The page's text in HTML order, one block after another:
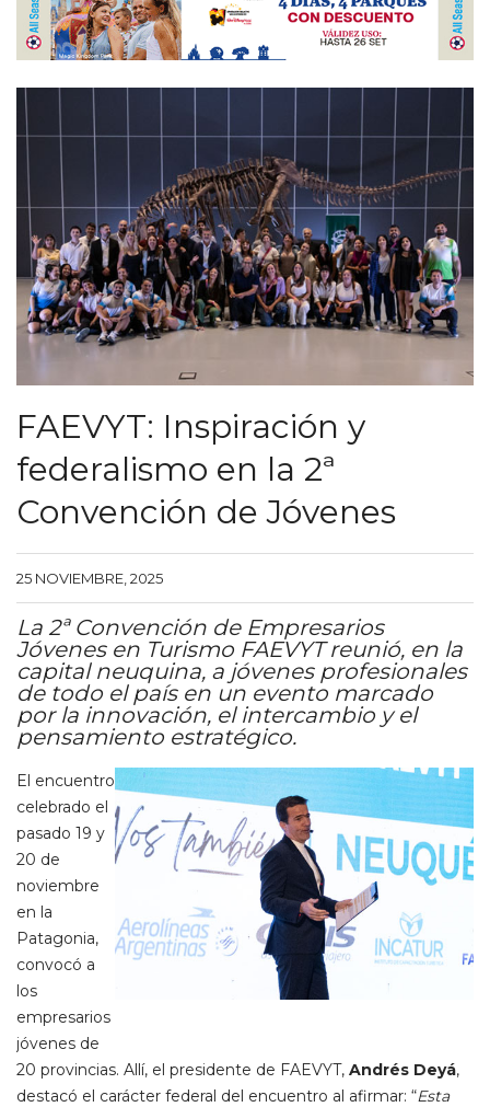
FAEVYT: Inspiración y
federalismo en la 2ª
Convención de Jóvenes
25 NOVIEMBRE, 2025
La 2ª Convención de Empresarios
Jóvenes en Turismo FAEVYT reunió, en la
capital neuquina, a jóvenes profesionales
de todo el país en un evento marcado
por la innovación, el intercambio y el
pensamiento estratégico.
El encuentro
celebrado el
pasado 19 y
20 de
noviembre
en la
Patagonia,
convocó a
los
empresarios
jóvenes de
20 provincias. Allí, el presidente de FAEVYT, Andrés Deyá,
destacó el carácter federal del encuentro al afirmar: “Esta